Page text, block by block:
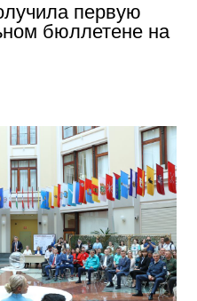
первую
бюллетене на